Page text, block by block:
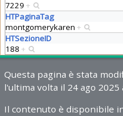
7229 +
HTPaginaTag
montgomerykaren +
HTSezioneID
188 +
Questa pagina è stata
l'ultima volta il 24 ago 2025
Il contenuto è disponibile